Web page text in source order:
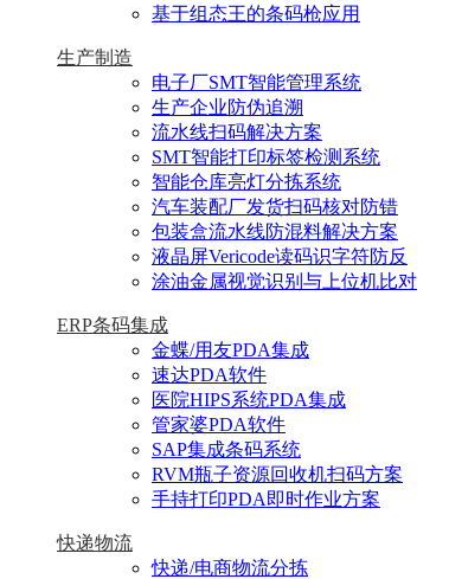
基于组态王的条码枪应用
生产制造
电子厂SMT智能管理系统
生产企业防伪追溯
流水线扫码解决方案
SMT智能打印标签检测系统
智能仓库亮灯分拣系统
汽车装配厂发货扫码核对防错
包装盒流水线防混料解决方案
液晶屏Vericode读码识字符防反
涂油金属视觉识别与上位机比对
ERP条码集成
金蝶/用友PDA集成
速达PDA软件
医院HIPS系统PDA集成
管家婆PDA软件
SAP集成条码系统
RVM瓶子资源回收机扫码方案
手持打印PDA即时作业方案
快递物流
快递/电商物流分拣